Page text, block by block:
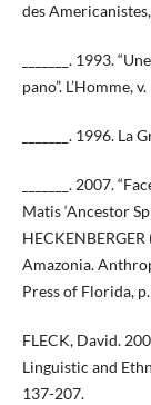
des
_______. 1993.
pano”. L’Homme,
_______. 1996.
_______. 2007.
Matis ‘Ancestor
Amazonia.
Press of Florida,
FLECK, David.
Linguistic and
137-207.